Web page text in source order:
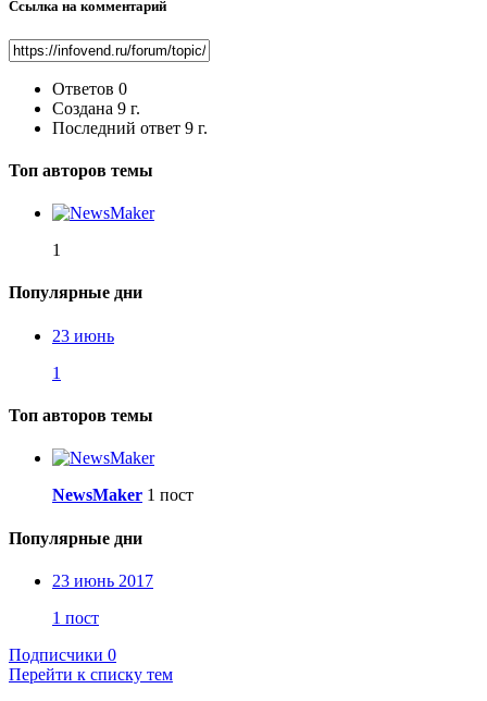
Ссылка на комментарий
Ответов 0
Создана 9 г.
Последний ответ 9 г.
Топ авторов темы
1
Популярные дни
23 июнь
1
Топ авторов темы
NewsMaker 1 пост
Популярные дни
23 июнь 2017
1 пост
Подписчики 0
Перейти к списку тем